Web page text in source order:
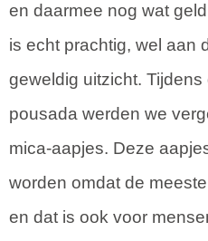
en daarmee nog wat
is echt prachtig, wel aan
geweldig uitzicht.
pousada werden we
mica-aapjes. Deze
worden omdat de
en dat is ook voor